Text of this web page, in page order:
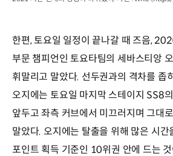
한편, 토요일 일정이 끝나갈 때 즈음,
부문 챔피언인 토요타팀의 세바스티앙
휘말리고 말았다. 선두권과의 격차를 좁
오지에는 토요일 마지막 스테이지 SS8
앞두고 좌측 커브에서 미끄러지며 그대
말았다. 오지에는 탈출을 위해 많은 시간
포인트 획득 기준인 10위권 안에 드는